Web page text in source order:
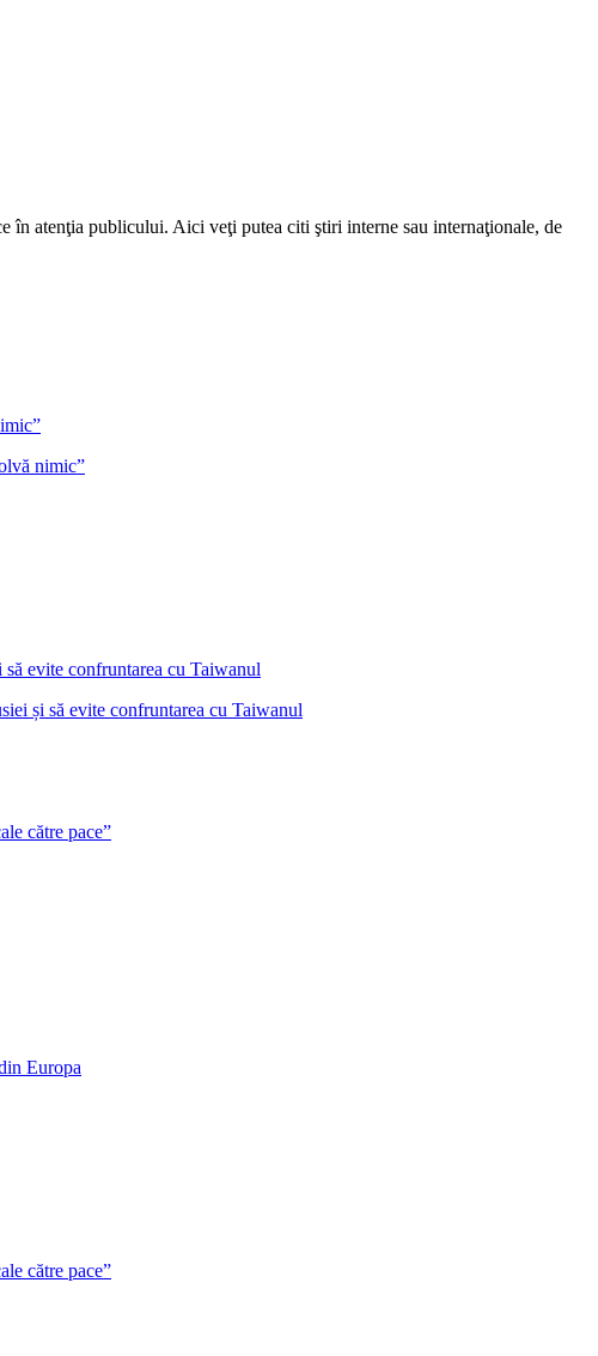
în atenţia publicului. Aici veţi putea citi ştiri interne sau internaţionale, de
nimic”
și să evite confruntarea cu Taiwanul
către pace”
Europa
către pace”